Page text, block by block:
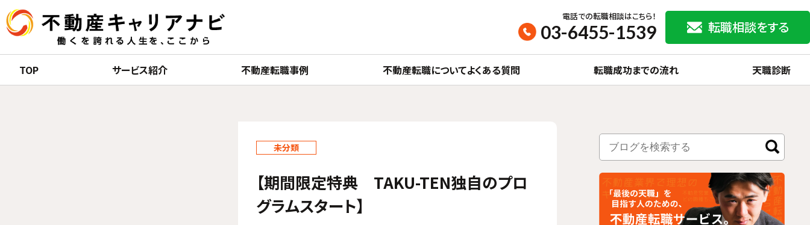
電話での転職相談はこちら！
03-6455-1539 転職相談をする
TOP サービス紹介 不動産転職事例 不動産転職についてよくある質問 転職成功までの流れ 天職診断
未分類
【期間限定特典 TAKU-TEN独自のプロ
グラムスタート】